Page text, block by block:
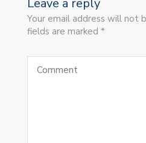
Your email address will not
fields are marked *